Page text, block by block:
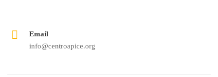
Email
info@centroapice.org